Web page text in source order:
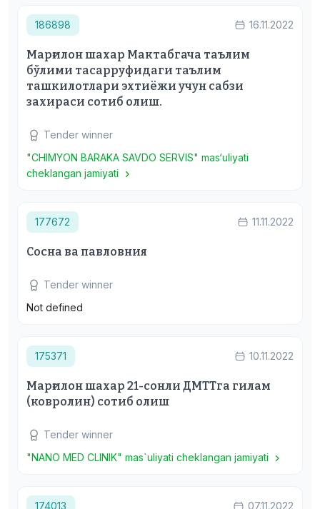
186898 16.11.2022
Марғилон шахар Мактабгача таълим
бўлими тасарруфидаги таълим
ташкилотлари эхтиёжи учун сабзи
захираси сотиб олиш.
Tender winner
"CHIMYON BARAKA SAVDO SERVIS" mas‘uliyati
cheklangan jamiyati
177672 11.11.2022
Сосна ва павловния
Tender winner
Not defined
175371 10.11.2022
Марғилон шахар 21-сонли ДМТТга гилам
(ковролин) сотиб олиш
Tender winner
"NANO MED CLINIK" mas`uliyati cheklangan jamiyati
174013 07.11.2022